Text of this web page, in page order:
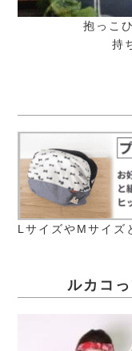
抱っこ
持
LサイズやMサイズ
ルカコ